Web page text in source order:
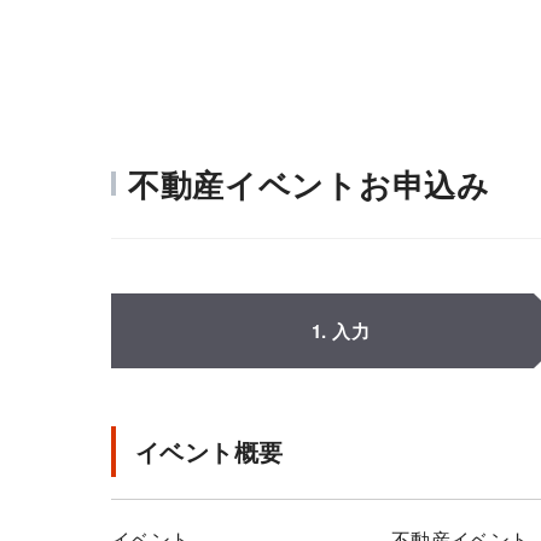
不動産イベントお申込み
1. 入力
イベント概要